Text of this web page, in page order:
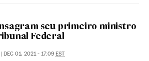
seu primeiro ministro
Federal
DEC 01, 2021 - 17:09 EST